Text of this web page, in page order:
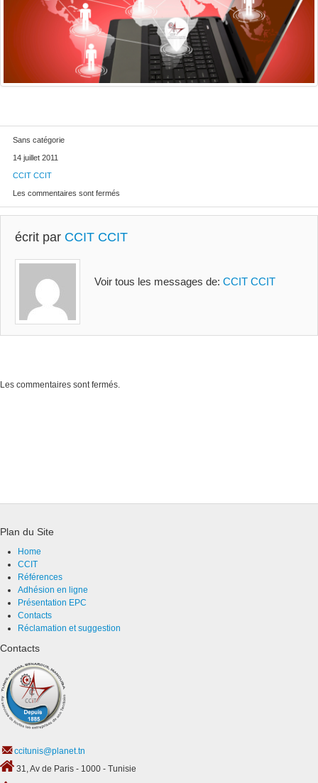
Sans catégorie
14 juillet 2011
CCIT CCIT
Les commentaires sont fermés
écrit par CCIT CCIT
Voir tous les messages de: CCIT CCIT
Les commentaires sont fermés.
Plan du Site
Home
CCIT
Références
Adhésion en ligne
Présentation EPC
Contacts
Réclamation et suggestion
Contacts
ccitunis@planet.tn
31, Av de Paris - 1000 - Tunisie